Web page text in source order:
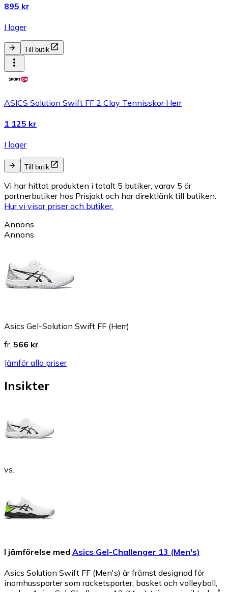
895 kr
I lager
Till butik
ASICS Solution Swift FF 2 Clay Tennisskor Herr
1 125 kr
I lager
Till butik
Vi har hittat produkten i totalt 5 butiker, varav 5 är
partnerbutiker hos Prisjakt och har direktlänk till butiken.
Hur vi visar priser och butiker.
Annons
Annons
Asics Gel-Solution Swift FF (Herr)
fr. 566 kr
Jämför alla priser
Insikter
vs.
I jämförelse med Asics Gel-Challenger 13 (Men's)
Asics Solution Swift FF (Men's) är främst designad för
inomhussporter som racketsporter, basket och volleyboll,